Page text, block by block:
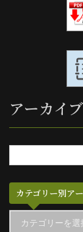
アーカイ
カテゴリー別ア
カ